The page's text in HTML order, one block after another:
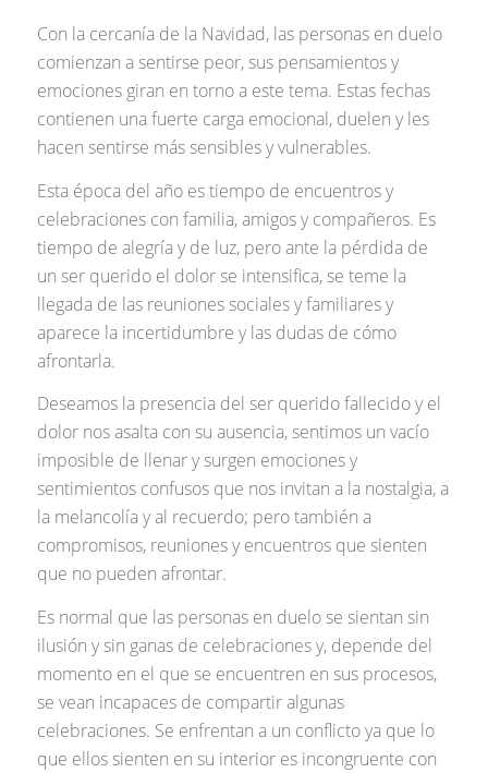
Con la cercanía de la Navidad, las personas en duelo
comienzan a sentirse peor, sus pensamientos y
emociones giran en torno a este tema. Estas fechas
contienen una fuerte carga emocional, duelen y les
hacen sentirse más sensibles y vulnerables.
Esta época del año es tiempo de encuentros y
celebraciones con familia, amigos y compañeros. Es
tiempo de alegría y de luz, pero ante la pérdida de
un ser querido el dolor se intensifica, se teme la
llegada de las reuniones sociales y familiares y
aparece la incertidumbre y las dudas de cómo
afrontarla.
Deseamos la presencia del ser querido fallecido y el
dolor nos asalta con su ausencia, sentimos un vacío
imposible de llenar y surgen emociones y
sentimientos confusos que nos invitan a la nostalgia, a
la melancolía y al recuerdo; pero también a
compromisos, reuniones y encuentros que sienten
que no pueden afrontar.
Es normal que las personas en duelo se sientan sin
ilusión y sin ganas de celebraciones y, depende del
momento en el que se encuentren en sus procesos,
se vean incapaces de compartir algunas
celebraciones. Se enfrentan a un conflicto ya que lo
que ellos sienten en su interior es incongruente con